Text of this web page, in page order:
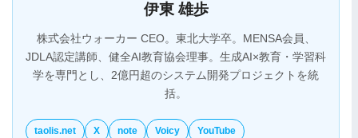
伊東 雄歩
株式会社ウォーカー CEO。東北大学卒。MENSA会員、
JDLA認定講師、健全AI教育協会理事。生成AI×教育・学習科
学を専門とし、2億円超のシステム開発プロジェクトを統
括。
taolis.net X note Voicy YouTube